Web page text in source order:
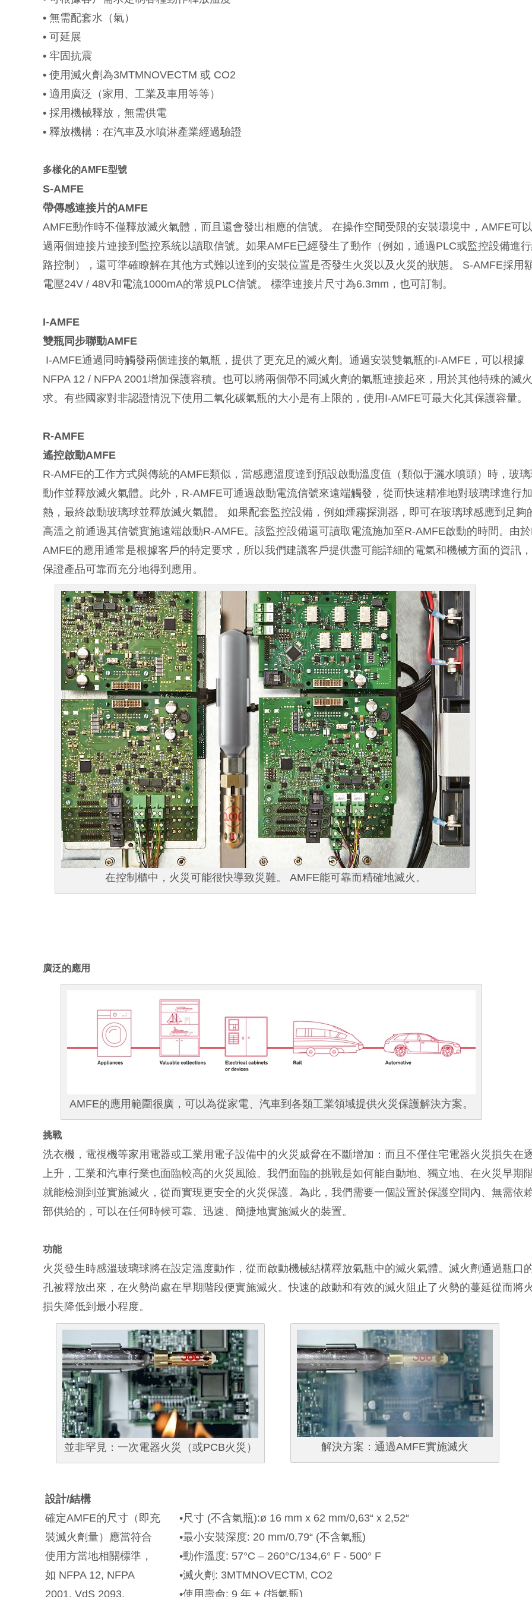
• 無需配套水（氣）
• 可延展
• 牢固抗震
• 使用滅火劑為3MTMNOVECTM 或 CO2
• 適用廣泛（家用、工業及車用等等）
• 採用機械釋放，無需供電
• 釋放機構：在汽車及水噴淋產業經過驗證
多樣化的AMFE型號
S-AMFE
帶傳感連接片的AMFE
AMFE動作時不僅釋放滅火氣體，而且還會發出相應的信號。 在操作空間受限的安裝環境中，AMFE可
過兩個連接片連接到監控系統以讀取信號。如果AMFE已經發生了動作（例如，通過PLC或監控設備進
路控制），還可準確瞭解在其他方式難以達到的安裝位置是否發生火災以及火災的狀態。 S-AMFE採用
電壓24V / 48V和電流1000mA的常規PLC信號。 標準連接片尺寸為6.3mm，也可訂制。
I-AMFE
雙瓶同步聯動AMFE
I-AMFE通過同時觸發兩個連接的氣瓶，提供了更充足的滅火劑。通過安裝雙氣瓶的I-AMFE，可以根據
NFPA 12 / NFPA 2001增加保護容積。也可以將兩個帶不同滅火劑的氣瓶連接起來，用於其他特殊的滅
求。有些國家對非認證情況下使用二氧化碳氣瓶的大小是有上限的，使用I-AMFE可最大化其保護容量。
R-AMFE
遙控啟動AMFE
R-AMFE的工作方式與傳統的AMFE類似，當感應溫度達到預設啟動溫度值（類似于灑水噴頭）時，玻
動作並釋放滅火氣體。此外，R-AMFE可通過啟動電流信號來遠端觸發，從而快速精准地對玻璃球進行加
熱，最終啟動玻璃球並釋放滅火氣體。 如果配套監控設備，例如煙霧探測器，即可在玻璃球感應到足夠
高溫之前通過其信號實施遠端啟動R-AMFE。該監控設備還可讀取電流施加至R-AMFE啟動的時間。由
AMFE的應用通常是根據客戶的特定要求，所以我們建議客戶提供盡可能詳細的電氣和機械方面的資訊
保證產品可靠而充分地得到應用。
在控制櫃中，火災可能很快導致災難。 AMFE能可靠而精確地滅火。
廣泛的應用
AMFE的應用範圍很廣，可以為從家電、汽車到各類工業領域提供火災保護解決方案。
挑戰
洗衣機，電視機等家用電器或工業用電子設備中的火災威脅在不斷增加：而且不僅住宅電器火災損失在
上升，工業和汽車行業也面臨較高的火災風險。我們面臨的挑戰是如何能自動地、獨立地、在火災早期
就能檢測到並實施滅火，從而實現更安全的火災保護。為此，我們需要一個設置於保護空間內、無需依
部供給的，可以在任何時候可靠、迅速、簡捷地實施滅火的裝置。
功能
火災發生時感溫玻璃球將在設定溫度動作，從而啟動機械結構釋放氣瓶中的滅火氣體。滅火劑通過瓶口
孔被釋放出來，在火勢尚處在早期階段便實施滅火。快速的啟動和有效的滅火阻止了火勢的蔓延從而將
損失降低到最小程度。
並非罕見：一次電器火災（或PCB火災） 解決方案：通過AMFE實施滅火
設計/結構
確定AMFE的尺寸（即充
裝滅火劑量）應當符合
使用方當地相關標準，
如 NFPA 12, NFPA
2001, VdS 2093,
•尺寸 (不含氣瓶):ø 16 mm x 62 mm/0,63“ x 2,52“
•最小安裝深度: 20 mm/0,79“ (不含氣瓶)
•動作溫度: 57°C – 260°C/134,6° F - 500° F
•滅火劑: 3MTMNOVECTM, CO2
•使用壽命: 9 年 + (指氣瓶)